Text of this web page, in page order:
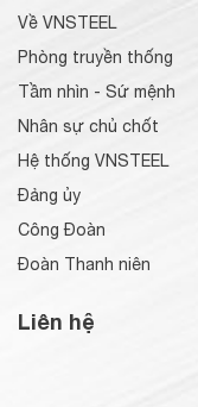
Về VNSTEEL
Phòng truyền thống
Tầm nhìn - Sứ mệnh
Nhân sự chủ chốt
Hệ thống VNSTEEL
Đảng ủy
Công Đoàn
Đoàn Thanh niên
Liên hệ